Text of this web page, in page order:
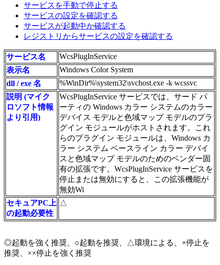
サービスを手動で停止する
サービスの設定を確認する
サービスが起動中か確認する
レジストリからサービスの設定を確認する
サービス名
WcsPlugInService
表示名
Windows Color System
dll / exe 名
%WinDir%\system32\svchost.exe -k wcssvc
説明 (マイク
ロソフト情報
より引用)
WcsPlugInService サービスでは、サード パ
ーティの Windows カラー システムのカラー
デバイス モデルと色域マップ モデルのプラ
グイン モジュールがホストされます。これ
らのプラグイン モジュールは、Windows カ
ラー システム ベースライン カラー デバイ
スと色域マップ モデルのためのベンダー固
有の拡張です。WcsPlugInService サービスを
停止または無効にすると、この拡張機能が
無効Wi
セキュアPC上
の起動必要性
△
◎起動を強く推奨、○起動を推奨、△環境による、×停止を
推奨、××停止を強く推奨